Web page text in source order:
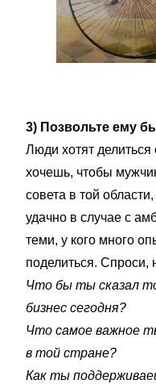
3) Позвольте ему
Люди хотят
хочешь, чтобы
совета в той
удачно в случае с
теми, у кого много
поделиться. Спроси,
Что бы ты сказал
бизнес сегодня?
Что самое важное
в той стране?
Как ты